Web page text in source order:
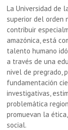
La Universidad de
superior del orden
contribuir
amazónica, está
talento humano
a través de una
nivel de pregrado,
fundamentación
investigativas,
problemática
promuevan la
social.